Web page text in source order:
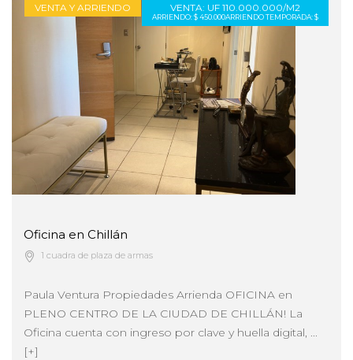
VENTA Y ARRIENDO VENTA: UF 110.000.000/M2
ARRIENDO: $ 450.000ARRIENDO TEMPORADA: $
Oficina en Chillán
1 cuadra de plaza de armas
Paula Ventura Propiedades Arrienda OFICINA en
PLENO CENTRO DE LA CIUDAD DE CHILLÁN! La
Oficina cuenta con ingreso por clave y huella digital, ...
[+]